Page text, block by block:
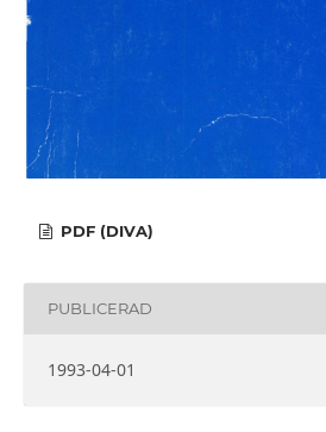
PDF (DIVA)
PUBLICERAD
1993-04-01